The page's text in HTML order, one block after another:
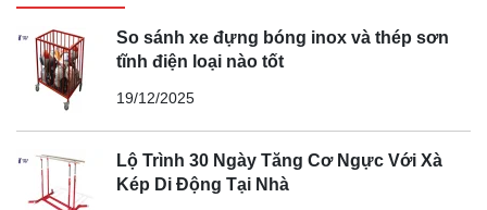
So sánh xe đựng bóng inox và thép sơn
tĩnh điện loại nào tốt
19/12/2025
Lộ Trình 30 Ngày Tăng Cơ Ngực Với Xà
Kép Di Động Tại Nhà